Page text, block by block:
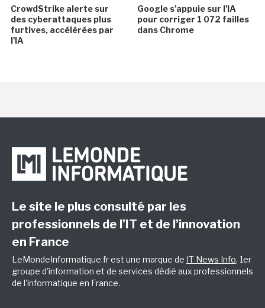
CrowdStrike alerte sur
des cyberattaques plus
furtives, accélérées par
l'IA
Google s'appuie sur l'IA
pour corriger 1 072 failles
dans Chrome
Le site le plus consulté par les
professionnels de l’IT et de l’innovation
en France
LeMondeInformatique.fr est une marque de IT News Info, 1er
groupe d'information et de services dédié aux professionnels
de l'informatique en France.